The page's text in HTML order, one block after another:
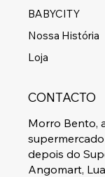
BABYCITY
Nossa História
Loja
CONTACTO
Morro Bento,
depois do
Angomart,